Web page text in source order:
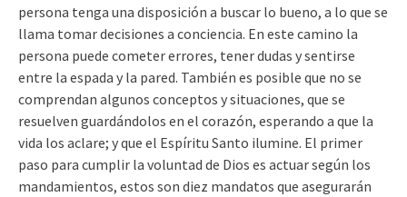
persona tenga una disposición a buscar lo bueno, a lo que se
llama tomar decisiones a conciencia. En este camino la
persona puede cometer errores, tener dudas y sentirse
entre la espada y la pared. También es posible que no se
comprendan algunos conceptos y situaciones, que se
resuelven guardándolos en el corazón, esperando a que la
vida los aclare; y que el Espíritu Santo ilumine. El primer
paso para cumplir la voluntad de Dios es actuar según los
mandamientos, estos son diez mandatos que asegurarán